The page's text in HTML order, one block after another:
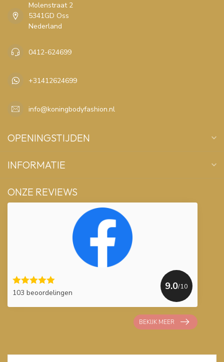
Molenstraat 2
5341GD Oss
Nederland
0412-624699
+31412624699
info@koningbodyfashion.nl
OPENINGSTIJDEN
INFORMATIE
ONZE REVIEWS
103 beoordelingen
9.0/10
BEKIJK MEER